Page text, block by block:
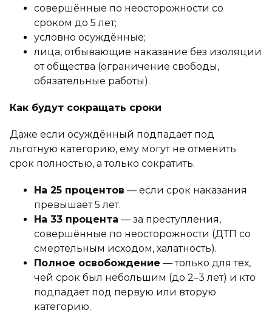
совершённые по неосторожности со
сроком до 5 лет;
условно осуждённые;
лица, отбывающие наказание без изоляции
от общества (ограничение свободы,
обязательные работы).
Как будут сокращать сроки
Даже если осуждённый подпадает под
льготную категорию, ему могут не отменить
срок полностью, а только сократить.
На 25 процентов — если срок наказания
превышает 5 лет.
На 33 процента — за преступления,
совершённые по неосторожности (ДТП со
смертельным исходом, халатность).
Полное освобождение — только для тех,
чей срок был небольшим (до 2–3 лет) и кто
подпадает под первую или вторую
категорию.